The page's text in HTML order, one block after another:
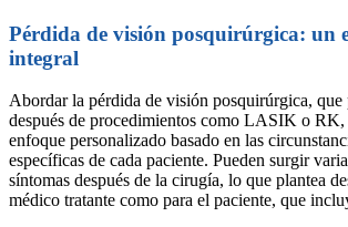
Pérdida de visión posquirúrgica: un
integral
Abordar la pérdida de visión posquirúrgica, que
después de procedimientos como LASIK o RK,
enfoque personalizado basado en las
específicas de cada paciente. Pueden surgir
síntomas después de la cirugía, lo que plantea
médico tratante como para el paciente, que